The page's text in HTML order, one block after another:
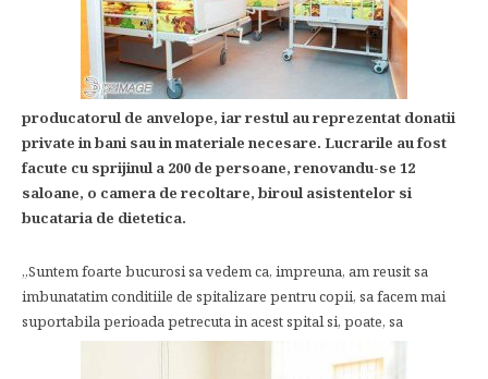
producatorul de anvelope, iar restul au reprezentat donatii
private in bani sau in materiale necesare. Lucrarile au fost
facute cu sprijinul a 200 de persoane, renovandu-se 12
saloane, o camera de recoltare, biroul asistentelor si
bucataria de dietetica.
„Suntem foarte bucurosi sa vedem ca, impreuna, am reusit sa
imbunatatim conditiile de spitalizare pentru copii, sa facem mai
suportabila perioada petrecuta in acest spital si, poate, sa